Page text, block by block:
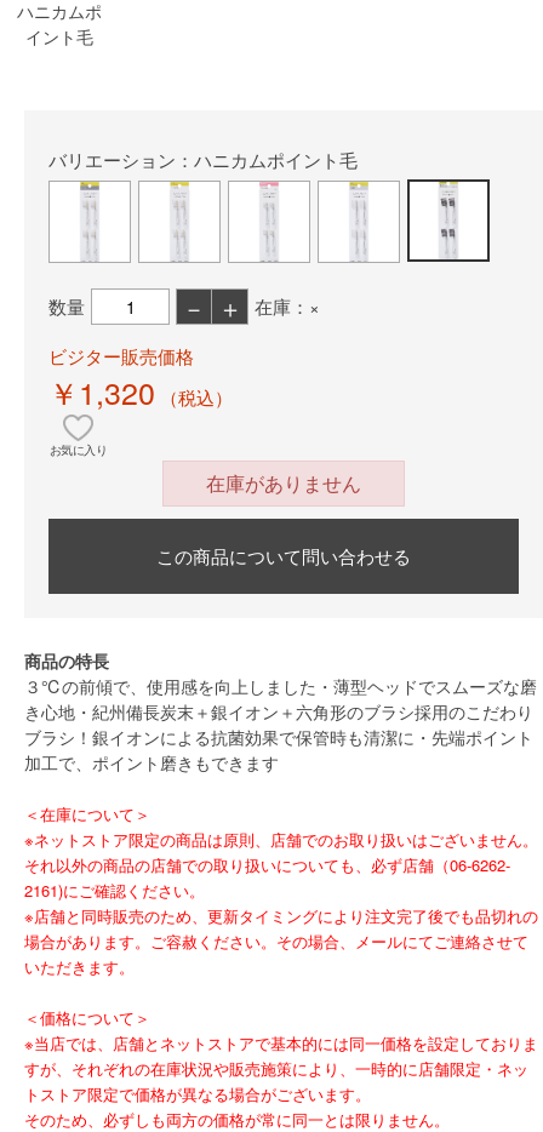
ハニカムポ
イント毛
バリエーション：ハニカムポイント毛
数量 － ＋
在庫：×
ビジター販売価格
￥1,320 （税込）
お気に入り
在庫がありません
この商品について問い合わせる
商品の特長
３℃の前傾で、使用感を向上しました・薄型ヘッドでスムーズな磨
き心地・紀州備長炭末＋銀イオン＋六角形のブラシ採用のこだわり
ブラシ！銀イオンによる抗菌効果で保管時も清潔に・先端ポイント
加工で、ポイント磨きもできます
＜在庫について＞
※ネットストア限定の商品は原則、店舗でのお取り扱いはございません。
それ以外の商品の店舗での取り扱いについても、必ず店舗（06-6262-
2161)にご確認ください。
※店舗と同時販売のため、更新タイミングにより注文完了後でも品切れの
場合があります。ご容赦ください。その場合、メールにてご連絡させて
いただきます。
＜価格について＞
※当店では、店舗とネットストアで基本的には同一価格を設定しておりま
すが、それぞれの在庫状況や販売施策により、一時的に店舗限定・ネッ
トストア限定で価格が異なる場合がございます。
そのため、必ずしも両方の価格が常に同一とは限りません。